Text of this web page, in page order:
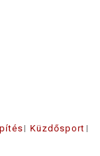
Küzdősport